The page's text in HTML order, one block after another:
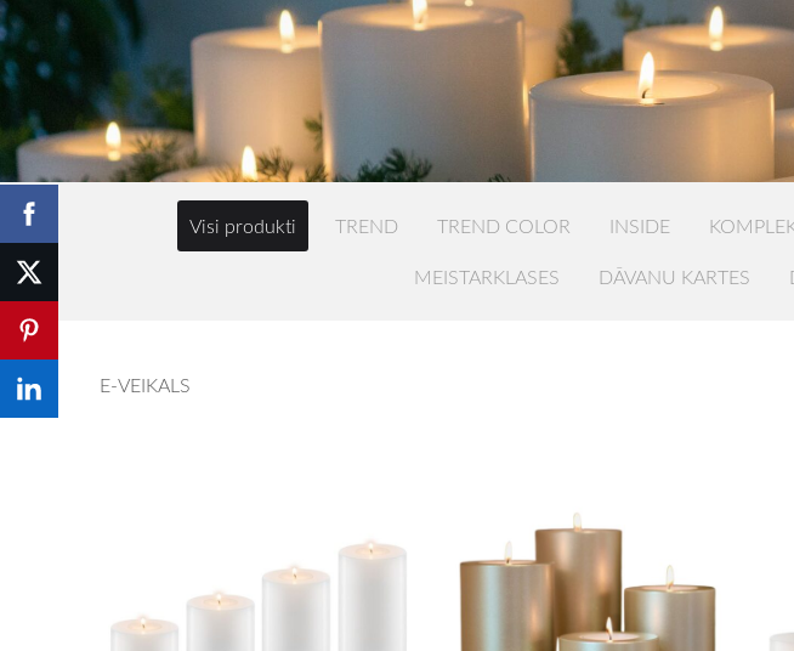
Visi produkti TREND TREND COLOR INSIDE
MEISTARKLASES
DĀVANU KARTES
E-VEIKALS